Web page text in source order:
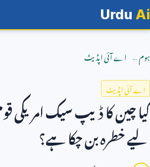
Urdu Ai
ہوم اے آئی اپڈیٹ
اے آئی اپڈیٹ
کیا چین کا ڈیپ سیک امریکی
لیے خطرہ بن چکا ہے؟